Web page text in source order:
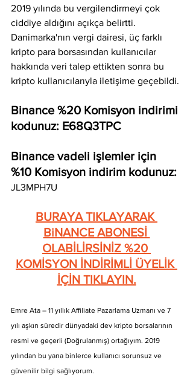
2019 yılında bu vergilendirmeyi çok
ciddiye aldığını açıkça belirtti.
Danimarka'nın vergi dairesi, üç farklı
kripto para borsasından kullanıcılar
hakkında veri talep ettikten sonra bu
kripto kullanıcılarıyla iletişime geçebildi.
Binance %20 Komisyon indirimi
kodunuz: E68Q3TPC
Binance vadeli işlemler için
%10 Komisyon indirim kodunuz:
JL3MPH7U
BURAYA TIKLAYARAK
BiNANCE ABONESİ
OLABİLİRSİNİZ %20
KOMİSYON İNDİRİMLİ ÜYELİK
İÇİN TIKLAYIN.
Emre Ata – 11 yıllık Affiliate Pazarlama Uzmanı ve 7
yılı aşkın süredir dünyadaki dev kripto borsalarının
resmi ve geçerli (Doğrulanmış) ortağıyım. 2019
yılından bu yana binlerce kullanıcı sorunsuz ve
güvenilir bilgi sağlıyorum.